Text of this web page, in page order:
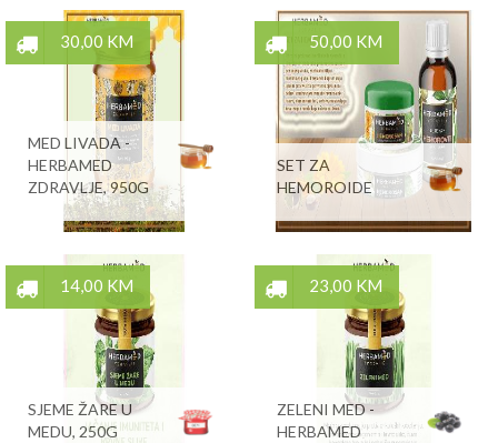
30,00 KM
MED LIVADA -
HERBAMED
ZDRAVLJE, 950G
50,00 KM
SET ZA
HEMOROIDE
14,00 KM
SJEME ŽARE U
MEDU, 250G
23,00 KM
ZELENI MED -
HERBAMED